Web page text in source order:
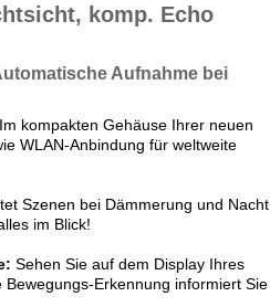
komp. Echo
Aufnahme bei
Im kompakten Gehäuse Ihrer neuen
WLAN-Anbindung für weltweite
Szenen bei Dämmerung und Nacht
im Blick!
Sehen Sie auf dem Display Ihres
Erkennung informiert Sie